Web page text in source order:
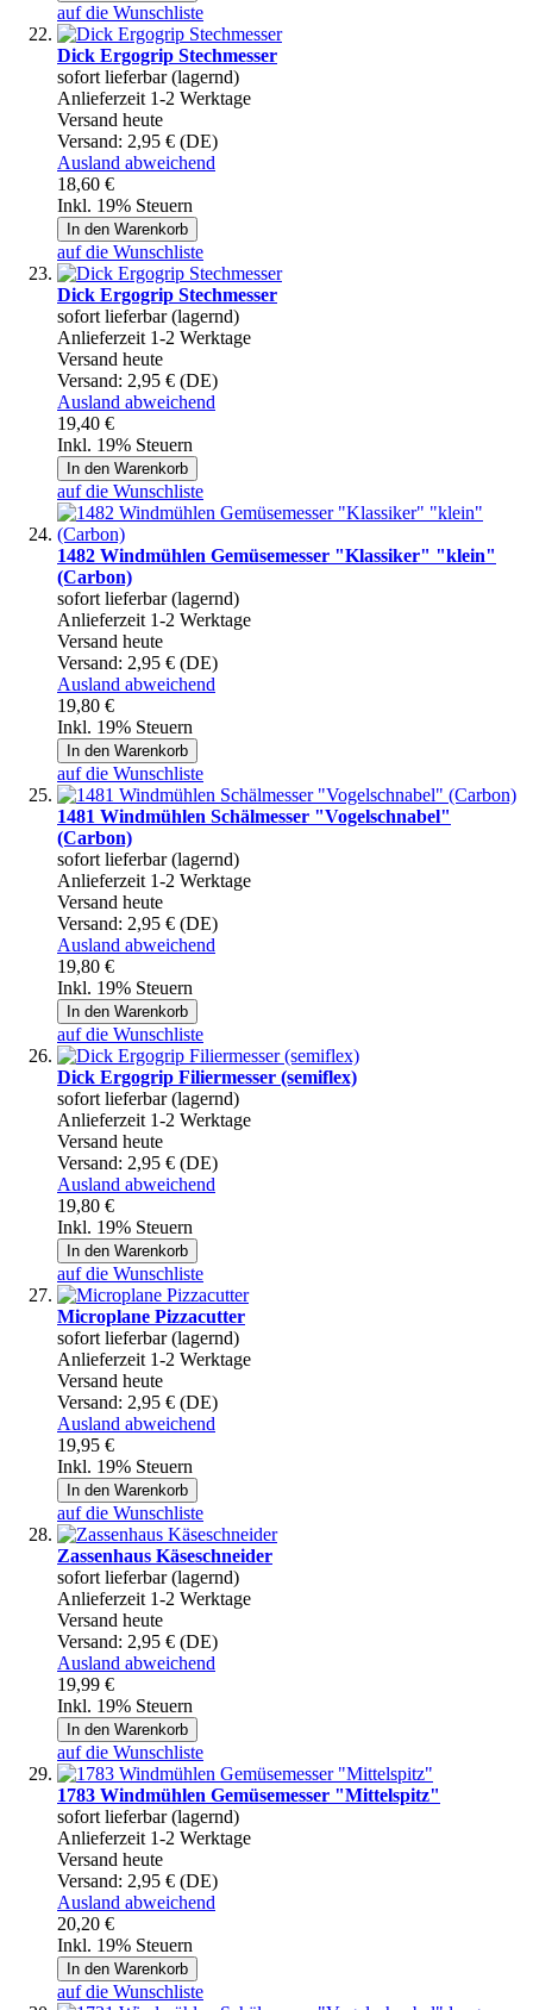
auf die Wunschliste
Dick Ergogrip Stechmesser
sofort lieferbar (lagernd)
Anlieferzeit 1-2 Werktage
Versand heute
Versand: 2,95 € (DE)
Ausland abweichend
18,60 €
Inkl. 19% Steuern
In den Warenkorb
auf die Wunschliste
Dick Ergogrip Stechmesser
sofort lieferbar (lagernd)
Anlieferzeit 1-2 Werktage
Versand heute
Versand: 2,95 € (DE)
Ausland abweichend
19,40 €
Inkl. 19% Steuern
In den Warenkorb
auf die Wunschliste
1482 Windmühlen Gemüsemesser "Klassiker" "klein"
(Carbon)
sofort lieferbar (lagernd)
Anlieferzeit 1-2 Werktage
Versand heute
Versand: 2,95 € (DE)
Ausland abweichend
19,80 €
Inkl. 19% Steuern
In den Warenkorb
auf die Wunschliste
1481 Windmühlen Schälmesser "Vogelschnabel"
(Carbon)
sofort lieferbar (lagernd)
Anlieferzeit 1-2 Werktage
Versand heute
Versand: 2,95 € (DE)
Ausland abweichend
19,80 €
Inkl. 19% Steuern
In den Warenkorb
auf die Wunschliste
Dick Ergogrip Filiermesser (semiflex)
sofort lieferbar (lagernd)
Anlieferzeit 1-2 Werktage
Versand heute
Versand: 2,95 € (DE)
Ausland abweichend
19,80 €
Inkl. 19% Steuern
In den Warenkorb
auf die Wunschliste
Microplane Pizzacutter
sofort lieferbar (lagernd)
Anlieferzeit 1-2 Werktage
Versand heute
Versand: 2,95 € (DE)
Ausland abweichend
19,95 €
Inkl. 19% Steuern
In den Warenkorb
auf die Wunschliste
Zassenhaus Käseschneider
sofort lieferbar (lagernd)
Anlieferzeit 1-2 Werktage
Versand heute
Versand: 2,95 € (DE)
Ausland abweichend
19,99 €
Inkl. 19% Steuern
In den Warenkorb
auf die Wunschliste
1783 Windmühlen Gemüsemesser "Mittelspitz"
sofort lieferbar (lagernd)
Anlieferzeit 1-2 Werktage
Versand heute
Versand: 2,95 € (DE)
Ausland abweichend
20,20 €
Inkl. 19% Steuern
In den Warenkorb
auf die Wunschliste